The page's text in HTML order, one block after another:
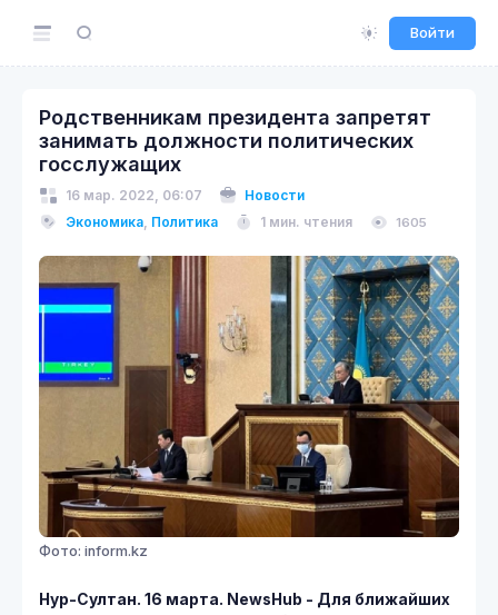
Войти
Родственникам президента запретят
занимать должности политических
госслужащих
16 мар. 2022, 06:07
Новости
Экономика, Политика 1 мин. чтения 1605
Фото: inform.kz
Нур-Султан. 16 марта. NewsHub - Для ближайших